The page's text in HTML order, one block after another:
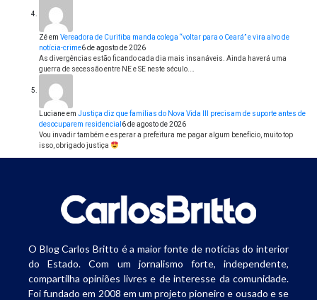
Zéem Vereadora de Curitiba manda colega “voltar para o Ceará” e vira alvo de
notícia-crime6 de agosto de 2026
As divergências estão ficando cada dia mais insanáveis. Ainda haverá uma
guerra de secessão entre NE e SE neste século.…
Lucianeem Justiça diz que famílias do Nova Vida III precisam de suporte antes de
desocuparem residencial 6 de agosto de 2026
Vou invadir também e esperar a prefeitura me pagar algum benefício, muito top
isso, obrigado justiça
O Blog Carlos Britto é a maior fonte de notícias do interior
do Estado. Com um jornalismo forte, independente,
compartilha opiniões livres e de interesse da comunidade.
Foi fundado em 2008 em um projeto pioneiro e ousado e se